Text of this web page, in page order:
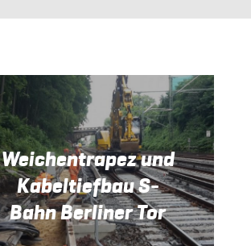
Weichentrapez und
Kabeltiefbau S-
Bahn Berliner Tor